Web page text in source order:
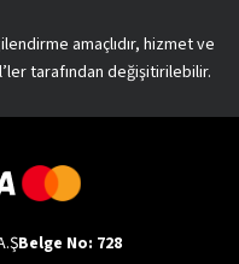
amaçlıdır, hizmet ve
tarafından değişitirilebilir.
Belge No: 728